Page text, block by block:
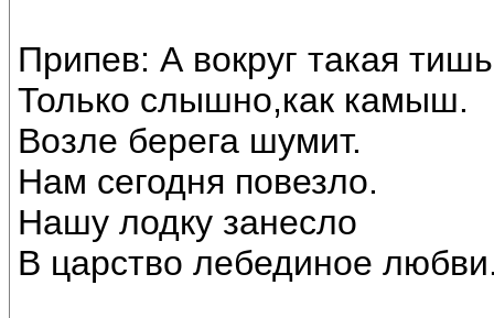
Припев: А вокруг такая
Только слышно,как камыш.
Возле берега шумит.
Нам сегодня повезло.
Нашу лодку занесло
В царство лебединое